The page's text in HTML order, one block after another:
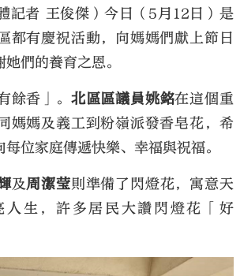
記者 王俊傑）今日（5月12日）是
都有慶祝活動，向媽媽們獻上節日
們的養育之恩。
餘香」。 北區區議員姚銘在這個重
媽媽及義工到粉嶺派發香皂花，希
位家庭傳遞快樂、幸福與祝福。
及周潔莹則準備了閃燈花，寓意天
人生，許多居民大讚閃燈花「好